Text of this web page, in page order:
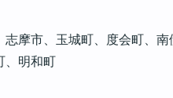
志摩市、玉城町、度会町、南
、明和町